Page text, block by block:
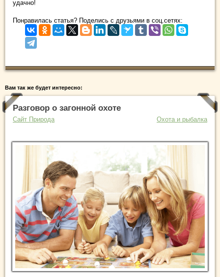
удачно!
Понравилась статья? Поделись с друзьями в соц.сетях:
Вам так же будет интересно:
Разговор о загонной охоте
Сайт Природа Охота и рыбалка